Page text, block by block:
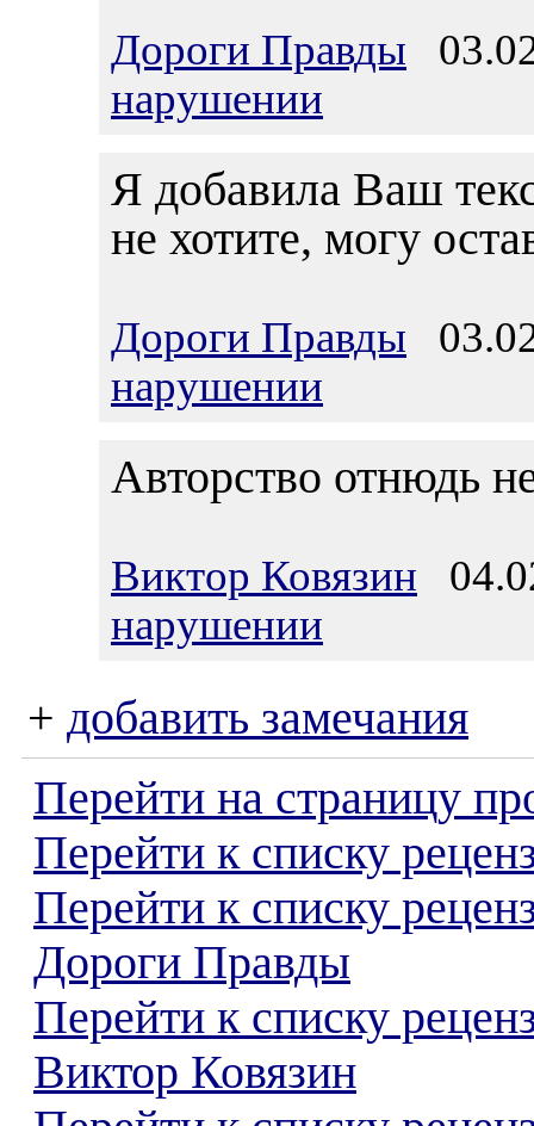
Дороги Правды
нарушении
Я добавила Ваш
не хотите, могу
Дороги Правды
нарушении
Авторство отнюдь
Виктор Ковязин
нарушении
+ добавить замечания
Перейти на страницу
Перейти к списку
Перейти к списку
Дороги Правды
Перейти к списку
Виктор Ковязин